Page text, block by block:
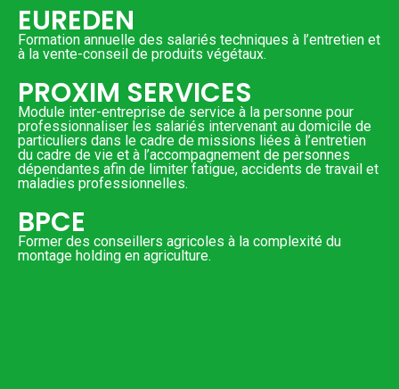
EUREDEN
Formation annuelle des salariés techniques à l’entretien et
à la vente-conseil de produits végétaux.
PROXIM SERVICES
Module inter-entreprise de service à la personne pour
professionnaliser les salariés intervenant au domicile de
particuliers dans le cadre de missions liées à l’entretien
du cadre de vie et à l’accompagnement de personnes
dépendantes afin de limiter fatigue, accidents de travail et
maladies professionnelles.
BPCE
Former des conseillers agricoles à la complexité du
montage holding en agriculture.